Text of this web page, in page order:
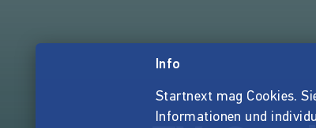
Info
Startnext mag Cookies.
Informationen und